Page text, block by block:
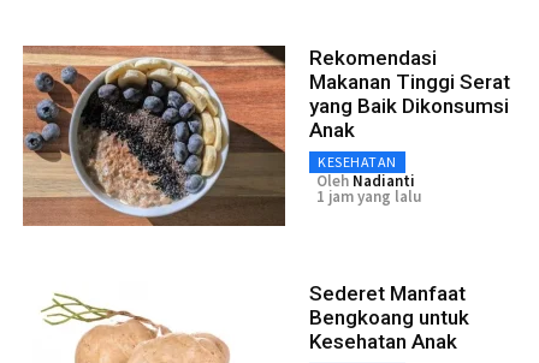
Rekomendasi
Makanan Tinggi Serat
yang Baik Dikonsumsi
Anak
KESEHATAN
Oleh Nadianti
1 jam yang lalu
Sederet Manfaat
Bengkoang untuk
Kesehatan Anak